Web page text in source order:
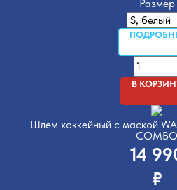
Размер
В
Шлем хоккейный с маской
COMBO
14
₽